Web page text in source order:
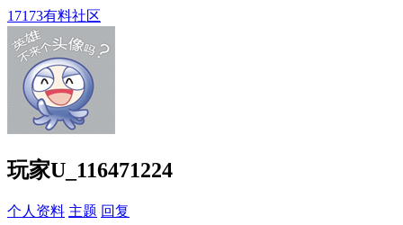
17173有料社区
玩家U_116471224
个人资料 主题 回复